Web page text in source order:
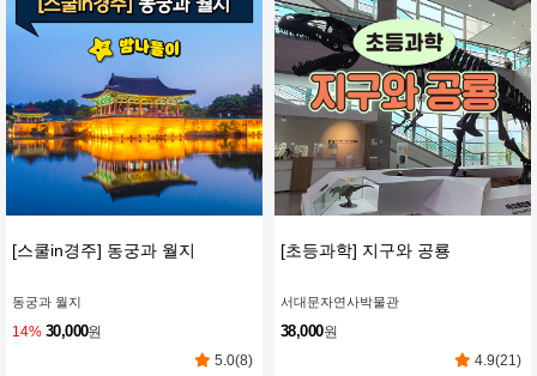
[스쿨in경주] 동궁과 월지
동궁과 월지
14% 30,000원
5.0(8)
[초등과학] 지구와 공룡
서대문자연사박물관
38,000원
4.9(21)